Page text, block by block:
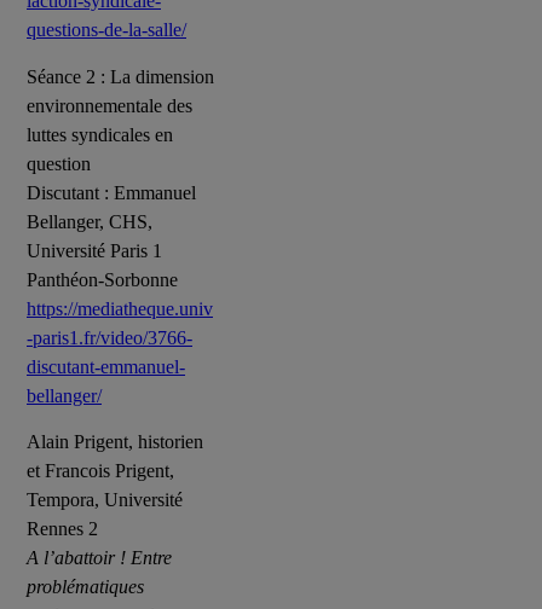
questions-de-la-salle/
Séance 2 : La dimension
environnementale des
luttes syndicales en
question
Discutant : Emmanuel
Bellanger, CHS,
Université Paris 1
Panthéon-Sorbonne
https://mediatheque.univ
-paris1.fr/video/3766-
discutant-emmanuel-
bellanger/
Alain Prigent, historien
et Francois Prigent,
Tempora, Université
Rennes 2
A l’abattoir ! Entre
problématiques